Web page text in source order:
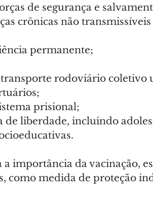
de segurança e
crônicas não
permanente;
rodoviário coletivo
prisional;
de liberdade, incluindo
importância da vacinação,
como medida de proteção